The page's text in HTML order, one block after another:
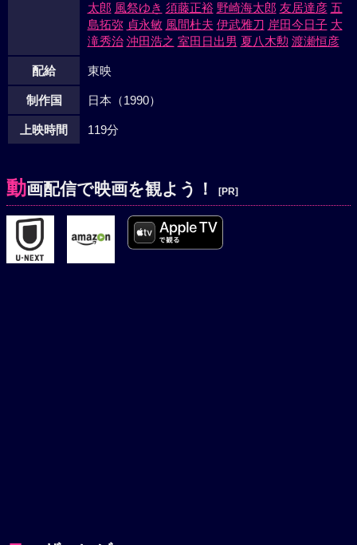
杖で制しようとした景虎を成敗しようと斬りかかる太郎義
信。その刃から主人をかばい馬廻りの戸倉弥八郎が殺されて
しまう。武田側の無礼になすすべもなかった景虎は憤怒に震
えながら、武田陣を討たんと決意するのだった。早春の夜、
琵琶島城の宇佐美を二人の男が訪ねてきた。甲斐に走った大
熊朝秀と武田の名軍師山本勘介だった。こうした会談の場を
もったこと自体が、すでに武田に款を通じた証拠と、強弁す
る勘介の気迫に宇佐美は圧倒されるのだった。そのころ武田
景虎は川中島で死守する態勢をとるのだった。決戦の場、川
中島で両雄はついに陣を構えた。景虎側と武田側とが激突
し、乱戦を展開する。景虎はそこで武田の士気を挫き、戦国
武将として成長してゆくのだった。無念の武田軍団が戦場を
去って行く中、衝撃的な報が景虎の本陣に入った。武田の間
太郎 風祭ゆき 須藤正裕 野崎海太郎 友居達彦 五
島拓弥 貞永敏 風間杜夫 伊武雅刀 岸田今日子 大
滝秀治 沖田浩之 室田日出男 夏八木勲 渡瀬恒彦
配給 東映
制作国 日本（1990）
上映時間 119分
動画配信で映画を観よう！ [PR]